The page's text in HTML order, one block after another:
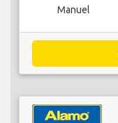
Manuel